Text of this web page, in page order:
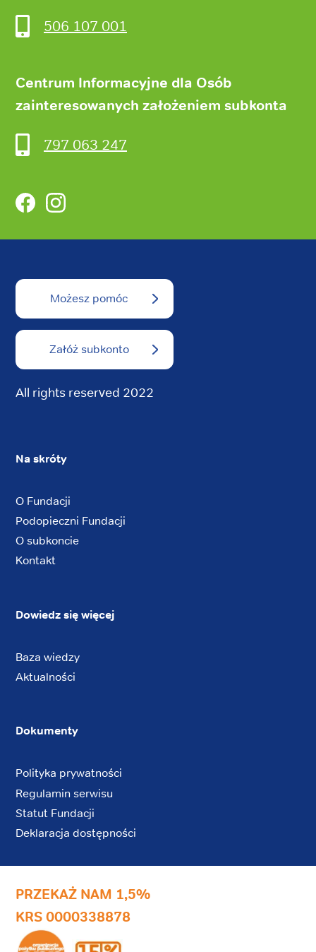
506 107 001
Centrum Informacyjne dla Osób
zainteresowanych założeniem subkonta
797 063 247
FacebookInstagram
Możesz pomóc
Załóż subkonto
All rights reserved 2022
Na skróty
O Fundacji
Podopieczni Fundacji
O subkoncie
Kontakt
Dowiedz się więcej
Baza wiedzy
Aktualności
Dokumenty
Polityka prywatności
Regulamin serwisu
Statut Fundacji
Deklaracja dostępności
PRZEKAŻ NAM 1,5%
KRS 0000338878